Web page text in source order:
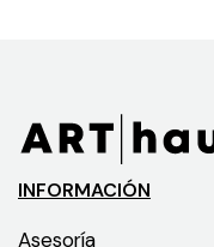
INFORMACIÓN
Asesoría